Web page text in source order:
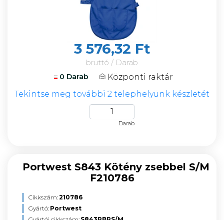
3 576,32 Ft
bruttó / Darab
0 Darab
Központi raktár
Tekintse meg további 2 telephelyünk készletét
Darab
Portwest S843 Kötény zsebbel S/M
F210786
Cikkszám:210786
Gyártó: Portwest